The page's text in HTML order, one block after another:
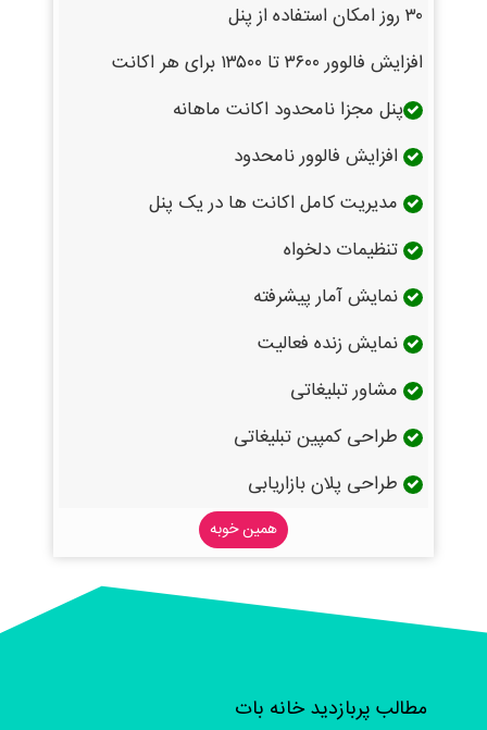
۳۰ روز امکان استفاده از پنل
افزایش فالوور ۳۶۰۰ تا ۱۳۵۰۰ برای هر اکانت
پنل مجزا نامحدود اکانت ماهانه
افزایش فالوور نامحدود
مدیریت کامل اکانت ها در یک پنل
تنظیمات دلخواه
نمایش آمار پیشرفته
نمایش زنده فعالیت
مشاور تبلیغاتی
طراحی کمپین تبلیغاتی
طراحی پلان بازاریابی
همین خوبه
مطالب پربازدید خانه بات